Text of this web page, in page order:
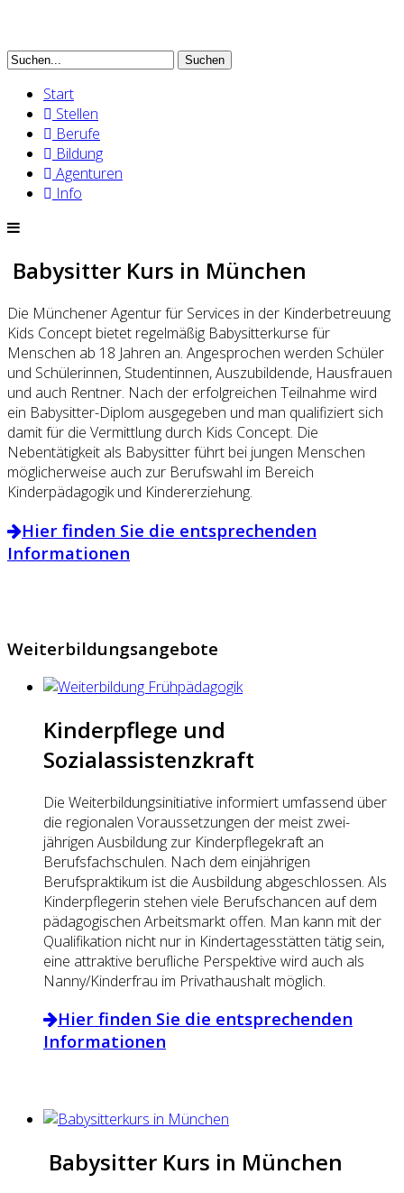
Suchen
Start
Stellen
Berufe
Bildung
Agenturen
Info
Babysitter Kurs in München
Die Münchener Agentur für Services in der Kinderbetreuung
Kids Concept bietet regelmäßig Babysitterkurse für
Menschen ab 18 Jahren an. Angesprochen werden Schüler
und Schülerinnen, Studentinnen, Auszubildende, Hausfrauen
und auch Rentner. Nach der erfolgreichen Teilnahme wird
ein Babysitter-Diplom ausgegeben und man qualifiziert sich
damit für die Vermittlung durch Kids Concept. Die
Nebentätigkeit als Babysitter führt bei jungen Menschen
möglicherweise auch zur Berufswahl im Bereich
Kinderpädagogik und Kindererziehung.
Hier finden Sie die entsprechenden
Informationen
Weiterbildungsangebote
Kinderpflege und
Sozialassistenzkraft
Die Weiterbildungsinitiative informiert umfassend über
die regionalen Voraussetzungen der meist zwei-
jährigen Ausbildung zur Kinderpflegekraft an
Berufsfachschulen. Nach dem einjährigen
Berufspraktikum ist die Ausbildung abgeschlossen. Als
Kinderpflegerin stehen viele Berufschancen auf dem
pädagogischen Arbeitsmarkt offen. Man kann mit der
Qualifikation nicht nur in Kindertagesstätten tätig sein,
eine attraktive berufliche Perspektive wird auch als
Nanny/Kinderfrau im Privathaushalt möglich.
Hier finden Sie die entsprechenden
Informationen
Babysitter Kurs in München